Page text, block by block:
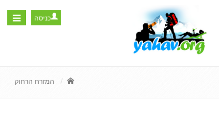
Toggle
כניסה
המזרח הרחוק